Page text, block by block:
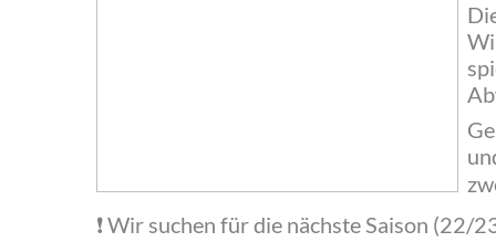
‍❗️Wir suchen für die nächste Saison (22/